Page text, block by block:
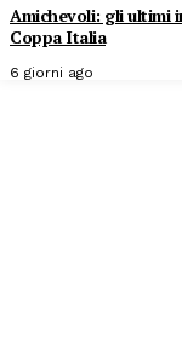
Amichevoli: gli ultimi
Coppa Italia
6 giorni ago